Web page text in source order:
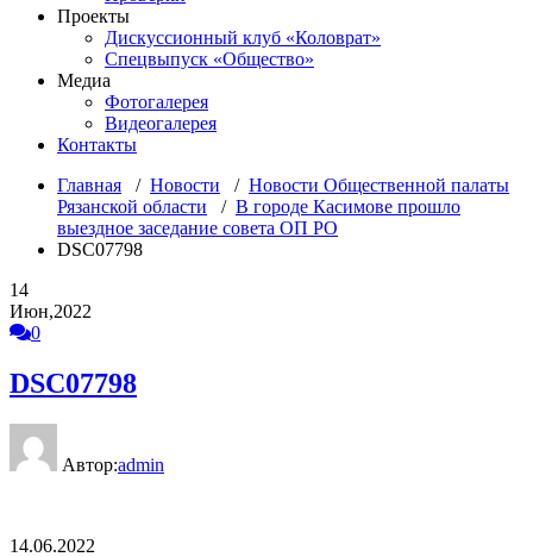
Проекты
Дискуссионный клуб «Коловрат»
Спецвыпуск «Общество»
Медиа
Фотогалерея
Видеогалерея
Контакты
Главная / Новости / Новости Общественной палаты
Рязанской области / В городе Касимове прошло
выездное заседание совета ОП РО
DSC07798
14
Июн,2022
0
DSC07798
Автор:admin
14.06.2022